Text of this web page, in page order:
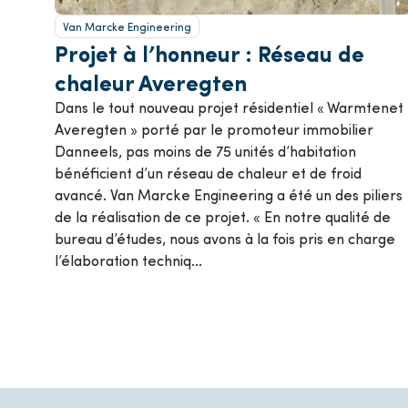
Van Marcke Engineering
Projet à l’honneur : Réseau de
chaleur Averegten
Dans le tout nouveau projet résidentiel « Warmtenet
Averegten » porté par le promoteur immobilier
Danneels, pas moins de 75 unités d’habitation
bénéficient d’un réseau de chaleur et de froid
avancé. Van Marcke Engineering a été un des piliers
de la réalisation de ce projet. « En notre qualité de
bureau d’études, nous avons à la fois pris en charge
l’élaboration techniq...